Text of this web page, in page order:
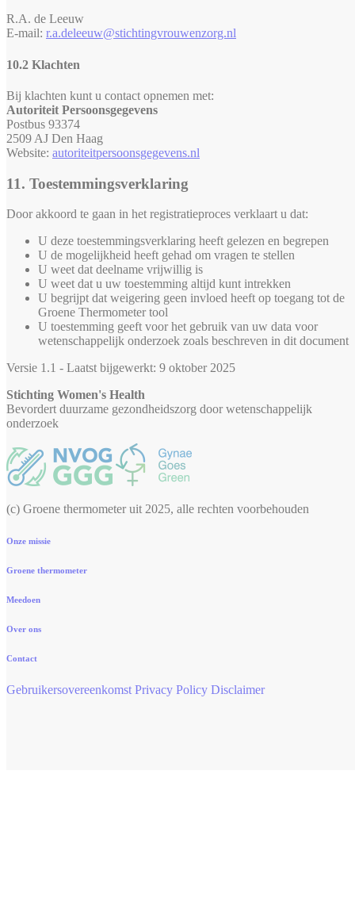
R.A. de Leeuw
E-mail: r.a.deleeuw@stichtingvrouwenzorg.nl
10.2 Klachten
Bij klachten kunt u contact opnemen met:
Autoriteit Persoonsgegevens
Postbus 93374
2509 AJ Den Haag
Website: autoriteitpersoonsgegevens.nl
11. Toestemmingsverklaring
Door akkoord te gaan in het registratieproces verklaart u dat:
U deze toestemmingsverklaring heeft gelezen en begrepen
U de mogelijkheid heeft gehad om vragen te stellen
U weet dat deelname vrijwillig is
U weet dat u uw toestemming altijd kunt intrekken
U begrijpt dat weigering geen invloed heeft op toegang tot de
Groene Thermometer tool
U toestemming geeft voor het gebruik van uw data voor
wetenschappelijk onderzoek zoals beschreven in dit document
Versie 1.1 - Laatst bijgewerkt: 9 oktober 2025
Stichting Women's Health
Bevordert duurzame gezondheidszorg door wetenschappelijk
onderzoek
(c) Groene thermometer uit 2025, alle rechten voorbehouden
Onze missie
Groene thermometer
Meedoen
Over ons
Contact
Gebruikersovereenkomst Privacy Policy Disclaimer